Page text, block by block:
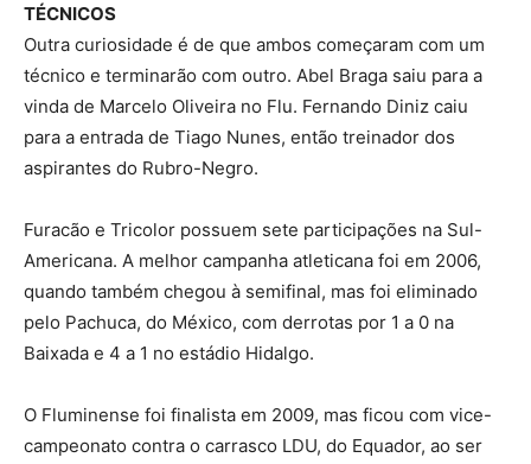
TÉCNICOS
Outra curiosidade é de que ambos começaram com um
técnico e terminarão com outro. Abel Braga saiu para a
vinda de Marcelo Oliveira no Flu. Fernando Diniz caiu
para a entrada de Tiago Nunes, então treinador dos
aspirantes do Rubro-Negro.
Furacão e Tricolor possuem sete participações na Sul-
Americana. A melhor campanha atleticana foi em 2006,
quando também chegou à semifinal, mas foi eliminado
pelo Pachuca, do México, com derrotas por 1 a 0 na
Baixada e 4 a 1 no estádio Hidalgo.
O Fluminense foi finalista em 2009, mas ficou com vice-
campeonato contra o carrasco LDU, do Equador, ao ser